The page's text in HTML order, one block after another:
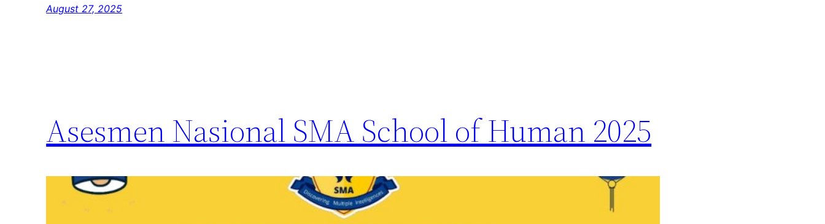
August 27, 2025
Asesmen Nasional SMA School of Human 2025